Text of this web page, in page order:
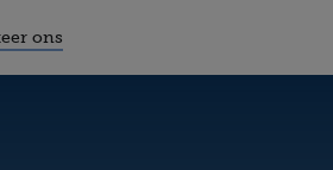
ons